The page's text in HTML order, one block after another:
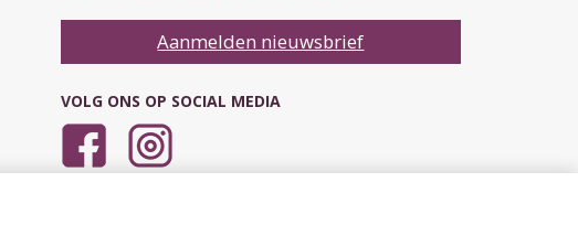
Aanmelden nieuwsbrief
VOLG ONS OP SOCIAL MEDIA